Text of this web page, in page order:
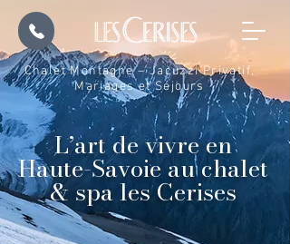
Chalet Montagne – Jacuzzi Privatif,
Mariages et Séjours
L’art de vivre en
Haute-Savoie au chalet
& spa les Cerises